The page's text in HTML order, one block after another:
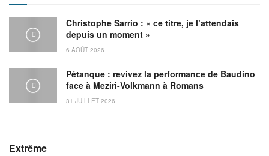
Christophe Sarrio : « ce titre, je l’attendais
depuis un moment »
6 AOÛT 2026
Pétanque : revivez la performance de Baudino
face à Meziri-Volkmann à Romans
31 JUILLET 2026
Extrême